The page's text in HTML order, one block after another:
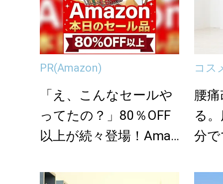
PR(Amazon)
「え、こんなセールや
ってたの？」80％OFF
以上が続々登場！Amaz
コス
腰
る
分
ッ...